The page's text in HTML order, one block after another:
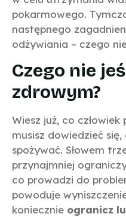
pokarmowego.
następnego
odżywiania – czego
Czego nie
zdrowym?
Wiesz już, co
musisz dowiedzieć
spożywać. Słowem
przynajmniej
co prowadzi do
powoduje
koniecznie ogranicz